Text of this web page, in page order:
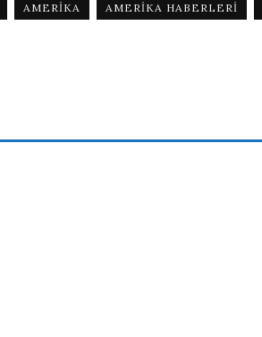
AMERIKA AMERIKA HABERLERI